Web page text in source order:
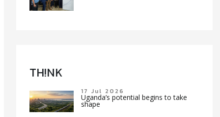
TH!NK
17 Jul 2026
Uganda’s potential begins to take
shape